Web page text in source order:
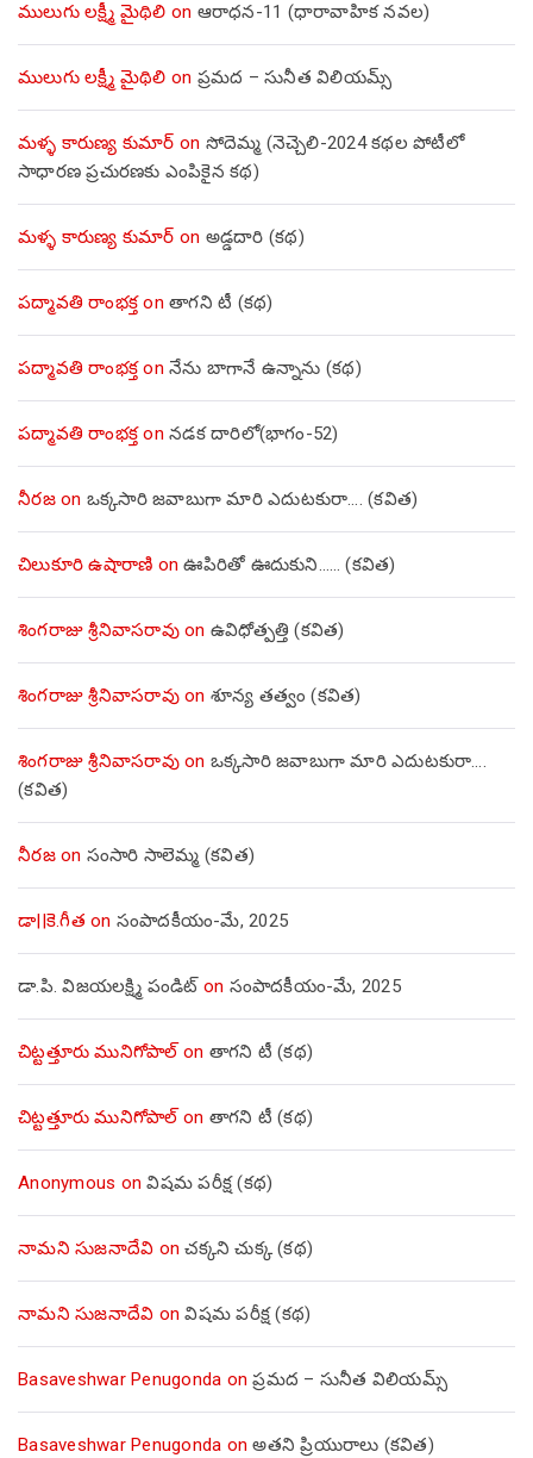
ములుగు లక్ష్మీ మైథిలి on ఆరాధన-11 (ధారావాహిక నవల)
ములుగు లక్ష్మీ మైథిలి on ప్రమద – సునీత విలియమ్స్
మళ్ళ కారుణ్య కుమార్ on సోదెమ్మ (నెచ్చెలి-2024 కథల పోటీలో
సాధారణ ప్రచురణకు ఎంపికైన కథ)
మళ్ళ కారుణ్య కుమార్ on అడ్డదారి (కథ)
పద్మావతి రాంభక్తon తాగని టీ (కథ)
పద్మావతి రాంభక్తon నేను బాగానే ఉన్నాను (క‌థ‌)
పద్మావతి రాంభక్తon నడక దారిలో(భాగం-52)
నీరజon ఒక్కసారి జవాబుగా మారి ఎదుటకురా…. (కవిత)
చిలుకూరి ఉషారాణి onఊపిరితో ఊదుకుని…… (కవిత)
శింగరాజు శ్రీనివాసరావుon ఉవిధోత్పత్తి (కవిత)
శింగరాజు శ్రీనివాసరావుon శూన్య తత్వం (కవిత)
శింగరాజు శ్రీనివాసరావుon ఒక్కసారి జవాబుగా మారి ఎదుటకురా….
(కవిత)
నీరజon సంసారి సాలెమ్మ (కవిత)
డా||కె.గీత on సంపాదకీయం-మే, 2025
డా.పి. విజయలక్ష్మి పండిట్ on సంపాదకీయం-మే, 2025
చిట్టత్తూరు మునిగోపాల్on తాగని టీ (కథ)
చిట్టత్తూరు మునిగోపాల్on తాగని టీ (కథ)
Anonymous onవిషమ పరీక్ష (క‌థ‌)
నామని సుజనాదేవి onచక్కని చుక్క (కథ)
నామని సుజనాదేవి onవిషమ పరీక్ష (క‌థ‌)
Basaveshwar Penugonda onప్రమద – సునీత విలియమ్స్
Basaveshwar Penugonda onఅతని ప్రియురాలు (కవిత)